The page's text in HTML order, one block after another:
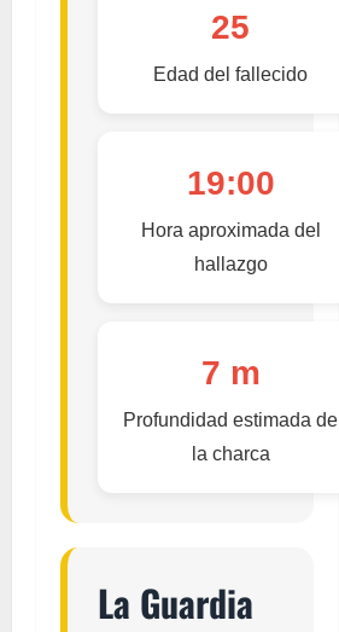
25
Edad del fallecido
19:00
Hora aproximada del
hallazgo
7 m
Profundidad estimada de
la charca
La Guardia